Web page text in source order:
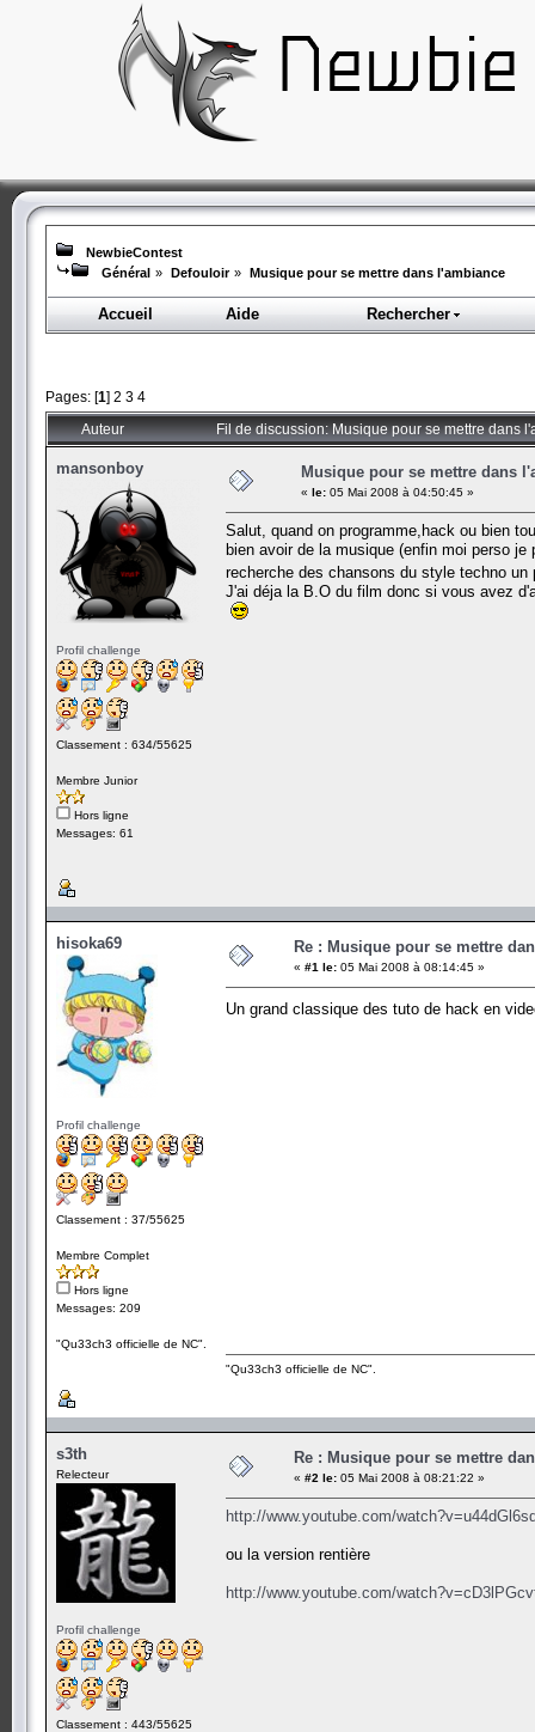
NewbieContest
Général » Defouloir » Musique pour se mettre dans l'ambiance
Accueil Aide Rechercher
Pages: [1] 2 3 4
Auteur Fil de discussion: Musique pour se mettre dans
mansonboy
Profil challenge
Classement : 634/55625
Membre Junior
Hors ligne
Messages: 61
Musique pour se mettre dans
« le: 05 Mai 2008 à 04:50:45 »
Salut, quand on programme,hack ou bien
bien avoir de la musique (enfin moi perso
recherche des chansons du style techno
J'ai déja la B.O du film donc si vous avez
hisoka69
Profil challenge
Classement : 37/55625
Membre Complet
Hors ligne
Messages: 209
"Qu33ch3 officielle de NC".
Re : Musique pour se mettre
« #1 le: 05 Mai 2008 à 08:14:45 »
Un grand classique des tuto de hack en
"Qu33ch3 officielle de NC".
s3th
Relecteur
Profil challenge
Classement : 443/55625
Re : Musique pour se mettre
« #2 le: 05 Mai 2008 à 08:21:22 »
http://www.youtube.com/
ou la version rentière
http://www.youtube.com/